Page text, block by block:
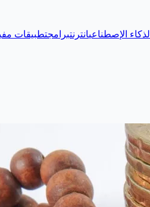
الذكاء الإصطناعيانترنتبرامجتطبيقات